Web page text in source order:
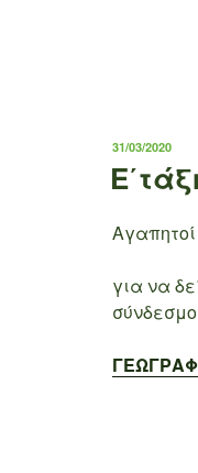
31/03/2020
για να